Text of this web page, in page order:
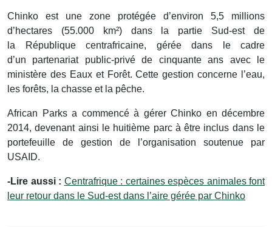
Chinko est une zone protégée d’environ 5,5 millions
d’hectares (55.000 km²) dans la partie Sud-est de
la République centrafricaine, gérée dans le cadre
d’un partenariat public-privé de cinquante ans avec le
ministère des Eaux et Forêt. Cette gestion concerne l’eau,
les forêts, la chasse et la pêche.
African Parks a commencé à gérer Chinko en décembre
2014, devenant ainsi le huitième parc à être inclus dans le
portefeuille de gestion de l’organisation soutenue par
USAID.
-Lire aussi : Centrafrique : certaines espèces animales font
leur retour dans le Sud-est dans l’aire gérée par Chinko